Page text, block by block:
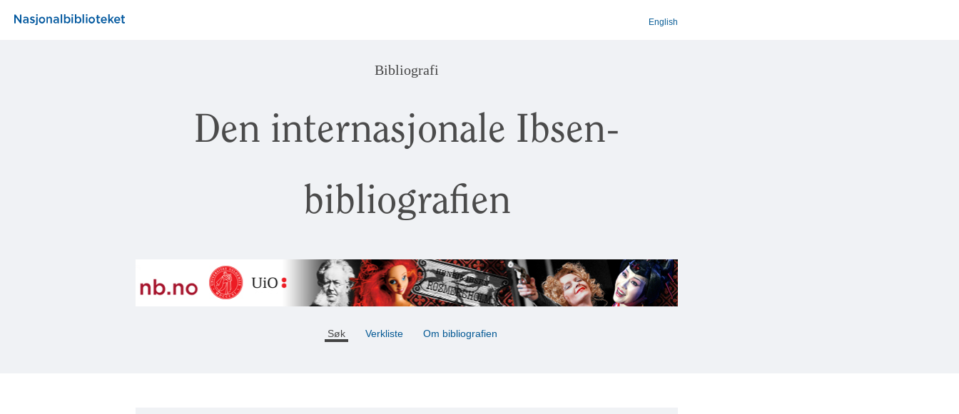
English
Bibliografi
Den internasjonale Ibsen-
bibliografien
Søk Verkliste Om bibliografien